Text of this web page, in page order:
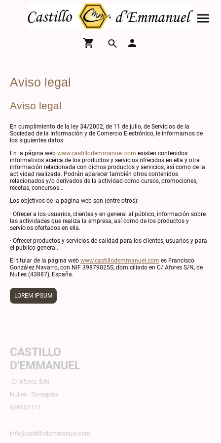
Aviso legal
Aviso legal
En cumplimiento de la ley 34/2002, de 11 de julio, de Servicios de la
Sociedad de la Información y de Comercio Electrónico, le informamos de
los siguientes datos:
En la página web www.castillodemmanuel.com existen contenidos
informativos acerca de los productos y servicios ofrecidos en ella y otra
información relacionada con dichos productos y servicios, así como de la
actividad realizada. Podrán aparecer también otros contenidos
relacionados y/o derivados de la actividad como cursos, promociones,
recetas, concursos…
Los objetivos de la página web son (entre otros):
· Ofrecer a los usuarios, clientes y en general al público, información sobre
las actividades que realiza la empresa, así como de los productos y
servicios ofertados en ella.
· Ofrecer productos y servicios de calidad para los clientes, usuarios y para
el público general.
El titular de la página web www.castillodemmanuel.com es Francisco
González Navarro, con NIF 39879025S, domiciliado en C/ Afores S/N, de
Nulles (43887), España.
LOREM IPSUM
CASTILLO
D'EMMANUEL
C/ Afores, S/N
Nulles - Tarragona
686653113
info@castillodemmanuel.com